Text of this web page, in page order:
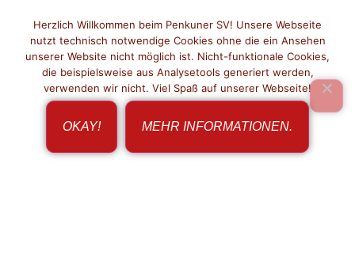
Herzlich Willkommen beim Penkuner SV! Unsere Webseite
nutzt technisch notwendige Cookies ohne die ein Ansehen
unserer Website nicht möglich ist. Nicht-funktionale Cookies,
die beispielsweise aus Analysetools generiert werden,
verwenden wir nicht. Viel Spaß auf unserer Webseite!
OKAY! MEHR INFORMATIONEN.